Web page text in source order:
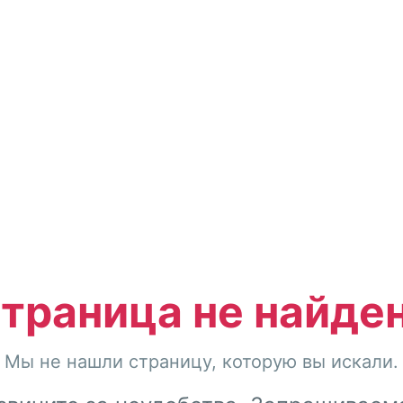
не
Мы не нашли страницу, которую вы искали.